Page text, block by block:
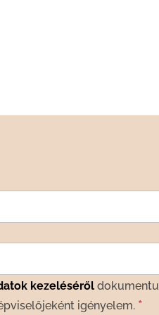
kezeléséről
igényelem. *